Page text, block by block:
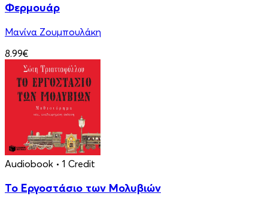
Φερμουάρ
Μανίνα Ζουμπουλάκη
8.99€
Audiobook • 1 Credit
Το Εργοστάσιο των Μολυβιών